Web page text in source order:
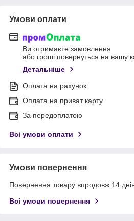
Умови оплати
Ви отримаєте замовлення
або гроші повернуться на вашу
Детальніше
Оплата на рахунок
Оплата на приват карту
За передоплатою
Всі умови оплати
Умови повернення
Повернення товару впродовж 14
Всі умови повернення